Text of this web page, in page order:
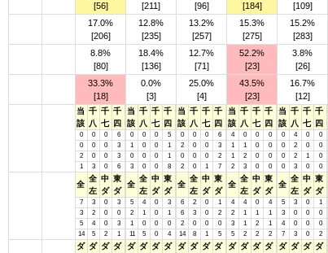
[56]
[211]
[96]
[184]
[109]
17.0%
[206]
12.8%
[235]
13.2%
[257]
15.3%
[275]
15.2%
[283]
8.8%
[80]
18.4%
[136]
12.7%
[71]
52.2%
[23]
3.8%
[26]
33.3%
[18]
0.0%
[3]
25.0%
[4]
43.5%
[23]
16.7%
[12]
当
該
千
八
千
七
千
四
0 0 0
6
0
0 0
3
2
0 0
3
1
3 0 6
当
該
千
八
千
七
千
四
0 0 0
5
1
0 0
1
0
0 0
1
3
0 0 8
当
該
千
八
千
七
千
四
0 0 0
6
2
0 0
3
0
0 0
2
2
0 1 7
当
該
千
八
千
七
千
四
4 0 0
0
1
1 0
0
1
2 0
0
2
3 0 0
当
該
千
八
千
七
千
四
0 4 0
0
0
2 0
0
0
2 1
0
0
3 0 0
全
全
左
中
ダ
東
ダ
7 3 0
3
3
2 0
0
5
4 0
3
14
5 2 1
全
全
左
中
ダ
東
ダ
5 4 0
3
2
1 0
1
1
0 0
0
11
5 0 4
全
全
左
中
ダ
東
ダ
6 2 0
1
6
3 0
2
2
0 0
0
14
8 1 5
全
全
左
中
ダ
東
ダ
4 4 0
4
2
1 1
1
3
1 2
1
5
2 2 2
全
全
左
中
ダ
東
ダ
5 3 0
1
3
0 0
0
4
0 0
0
7
3 0 2
ダ ダ ダ ダ
ダ ダ ダ ダ
ダ ダ ダ ダ
ダ ダ ダ ダ
ダ ダ ダ ダ